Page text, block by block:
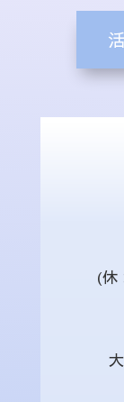
(休